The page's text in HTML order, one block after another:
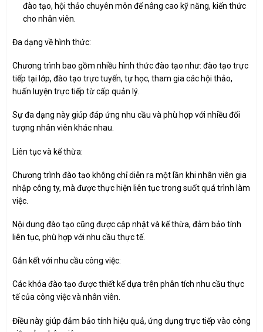
đào tạo, hội thảo chuyên môn để nâng cao kỹ năng, kiến thức
cho nhân viên.
Đa dạng về hình thức:
Chương trình bao gồm nhiều hình thức đào tạo như: đào tạo trực
tiếp tại lớp, đào tạo trực tuyến, tự học, tham gia các hội thảo,
huấn luyện trực tiếp từ cấp quản lý.
Sự đa dạng này giúp đáp ứng nhu cầu và phù hợp với nhiều đối
tượng nhân viên khác nhau.
Liên tục và kế thừa:
Chương trình đào tạo không chỉ diễn ra một lần khi nhân viên gia
nhập công ty, mà được thực hiện liên tục trong suốt quá trình làm
việc.
Nội dung đào tạo cũng được cập nhật và kế thừa, đảm bảo tính
liên tục, phù hợp với nhu cầu thực tế.
Gắn kết với nhu cầu công việc:
Các khóa đào tạo được thiết kế dựa trên phân tích nhu cầu thực
tế của công việc và nhân viên.
Điều này giúp đảm bảo tính hiệu quả, ứng dụng trực tiếp vào công